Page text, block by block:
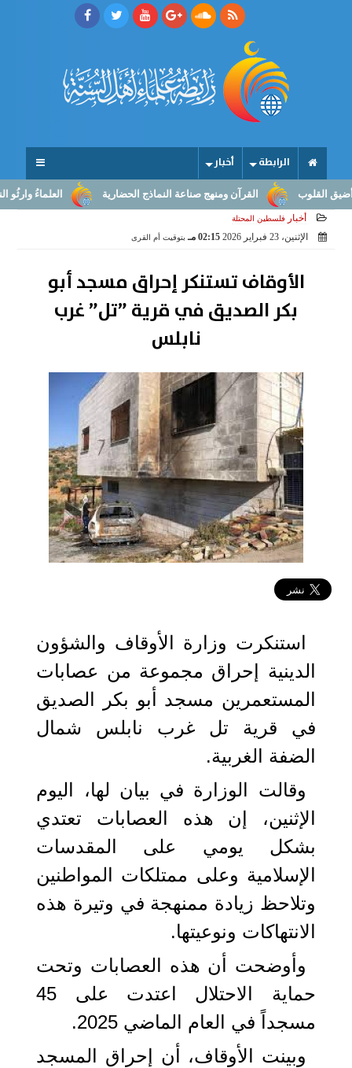
الرابطة أخبار
العلماءُ وارثُو القرآن ومنهج صناعة النماذج الحضارية
أخبار فلسطين المحتلة
الإثنين، 23 فبراير 2026 02:15 مـ بتوقيت أم القرى
الأوقاف تستنكر إحراق مسجد أبو
بكر الصديق في قرية ”تل” غرب
نابلس
استنكرت وزارة الأوقاف والشؤون
الدينية إحراق مجموعة من عصابات
المستعمرين مسجد أبو بكر الصديق
في قرية تل غرب نابلس شمال
الضفة الغربية.
وقالت الوزارة في بيان لها، اليوم
الإثنين، إن هذه العصابات تعتدي
بشكل يومي على المقدسات
الإسلامية وعلى ممتلكات المواطنين
وتلاحظ زيادة ممنهجة في وتيرة هذه
الانتهاكات ونوعيتها.
وأوضحت أن هذه العصابات وتحت
حماية الاحتلال اعتدت على 45
مسجداً في العام الماضي 2025.
وبينت الأوقاف، أن إحراق المسجد